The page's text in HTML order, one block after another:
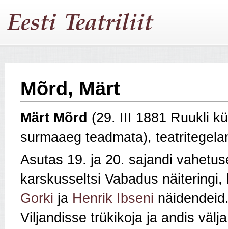
Mõrd, Märt
Märt Mõrd (29. III 1881 Ruukli
surmaaeg teadmata),
Asutas 19. ja 20. sajandi
karskusseltsi Vabadus
Gorki ja Henrik Ibseni
Viljandisse trükikoja ja andis